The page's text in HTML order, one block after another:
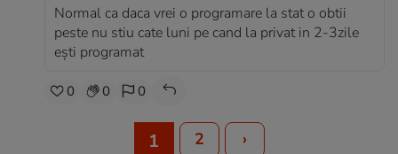
Normal ca daca vrei o programare la stat o obtii
peste nu stiu cate luni pe cand la privat in 2-3zile
ești programat
0 0 0
1 2 ›